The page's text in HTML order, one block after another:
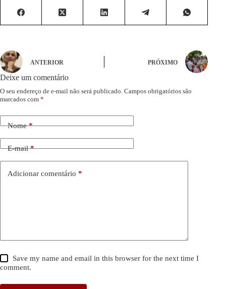
ANTERIOR PRÓXIMO
Deixe um comentário
O seu endereço de e-mail não será publicado. Campos obrigatórios são
marcados com *
Nome*
E-mail*
Adicionar comentário *
Save my name and email in this browser for the next time I
comment.